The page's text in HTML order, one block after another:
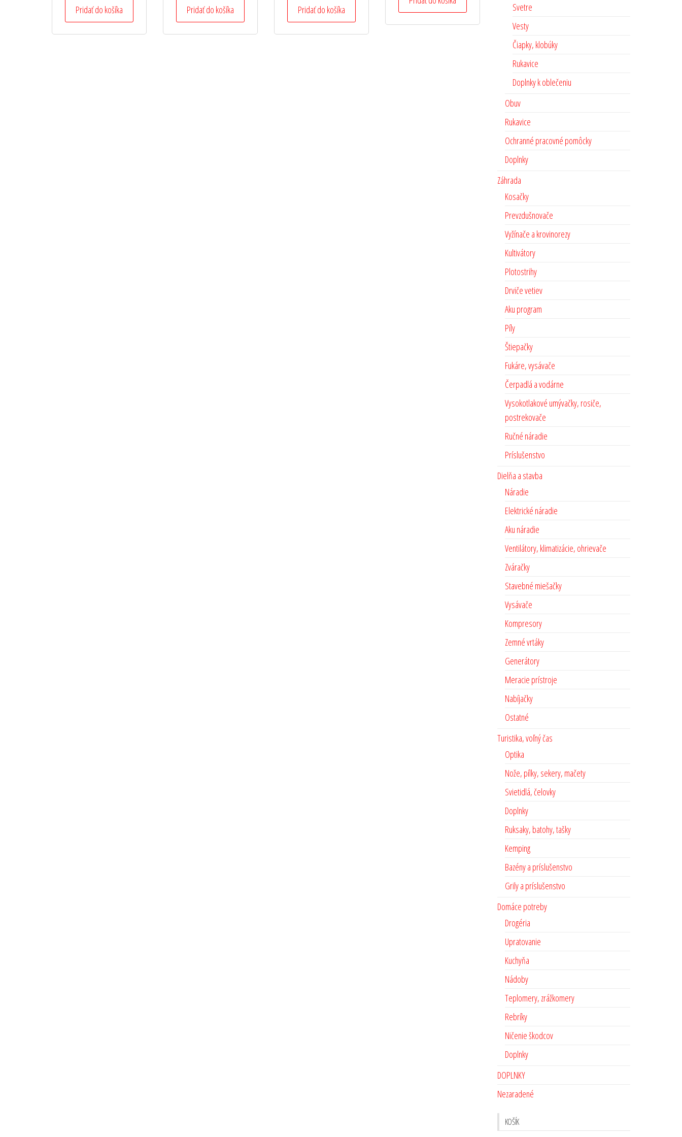
Pridať do košíka Pridať do košíka Pridať do košíka
Svetre
Vesty
Čiapky, klobúky
Rukavice
Doplnky k oblečeniu
Obuv
Rukavice
Ochranné pracovné pomôcky
Doplnky
Záhrada
Kosačky
Prevzdušnovače
Vyžínače a krovinorezy
Kultivátory
Plotostrihy
Drviče vetiev
Aku program
Píly
Štiepačky
Fukáre, vysávače
Čerpadlá a vodárne
Vysokotlakové umývačky, rosiče,
postrekovače
Ručné náradie
Príslušenstvo
Dielňa a stavba
Náradie
Elektrické náradie
Aku náradie
Ventilátory, klimatizácie, ohrievače
Zváračky
Stavebné miešačky
Vysávače
Kompresory
Zemné vrtáky
Generátory
Meracie prístroje
Nabíjačky
Ostatné
Turistika, voľný čas
Optika
Nože, pílky, sekery, mačety
Svietidlá, čelovky
Doplnky
Ruksaky, batohy, tašky
Kemping
Bazény a príslušenstvo
Grily a príslušenstvo
Domáce potreby
Drogéria
Upratovanie
Kuchyňa
Nádoby
Teplomery, zrážkomery
Rebríky
Ničenie škodcov
Doplnky
DOPLNKY
Nezaradené
KOŠÍK